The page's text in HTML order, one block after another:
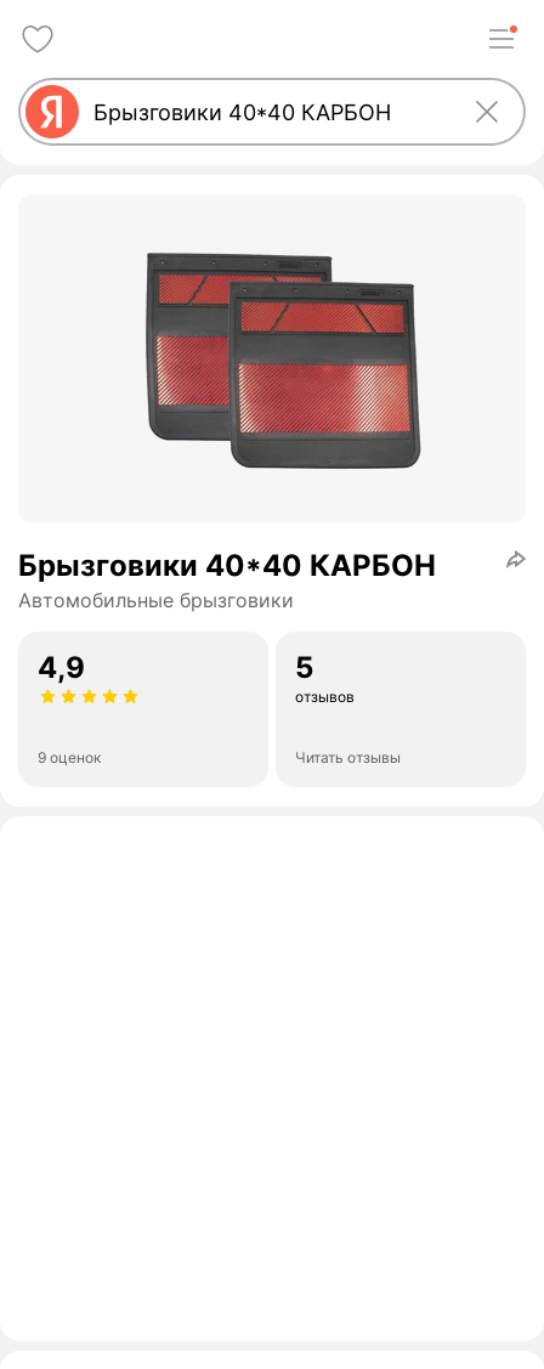
Брызговики 40*40 КАРБОН
Автомобильные брызговики
4,9
9 оценок
5
отзывов
Читать отзывы